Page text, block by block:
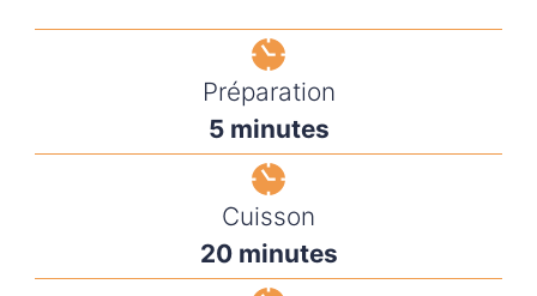
Préparation
5 minutes
Cuisson
20 minutes